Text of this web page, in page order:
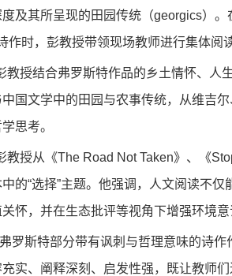
及其所呈现的田园传统（georgics）。
作时，彭教授带领现场教师进行集体
教授结合弗罗斯特作品的乡土情怀、
国文学中的田园与农事传统，从维吉
思考。
教授从《The Road Not Taken》、《
的“选择”主题。他强调，人文阅读不
怀，并在生态批评等视角下增强环境意
罗斯特部分带有讽刺与哲理意味的诗
实、阐释深刻、启发性强，既让教师